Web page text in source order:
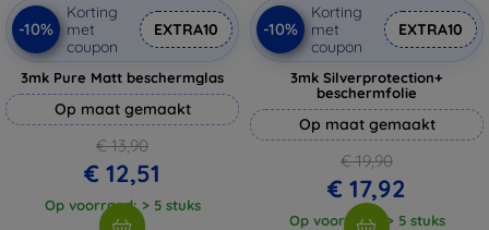
-10%
Korting
met
coupon
EXTRA10
3mk Pure Matt beschermglas
Op maat gemaakt
€ 13,90
€ 12,51
Op voorraad: > 5 stuks
-10%
Korting
met
coupon
EXTRA10
3mk Silverprotection+
beschermfolie
Op maat gemaakt
€ 19,90
€ 17,92
Op voorraad: > 5 stuks